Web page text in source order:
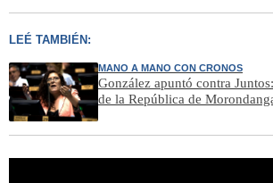
LEÉ TAMBIÉN:
MANO A MANO CON CRONOS
González apuntó contra
de la República de